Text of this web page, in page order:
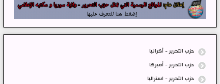
حزب التحرير - أكرانيا
حزب التحرير - أميركا
حزب التحرير - استراليا